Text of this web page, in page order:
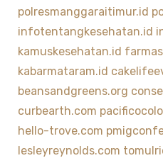
polresmanggaraitimur.id
infotentangkesehatan.id
kamuskesehatan.id
kabarmataram.id
beansandgreens.org
curbearth.com
hello-trove.com
lesleyreynolds.com